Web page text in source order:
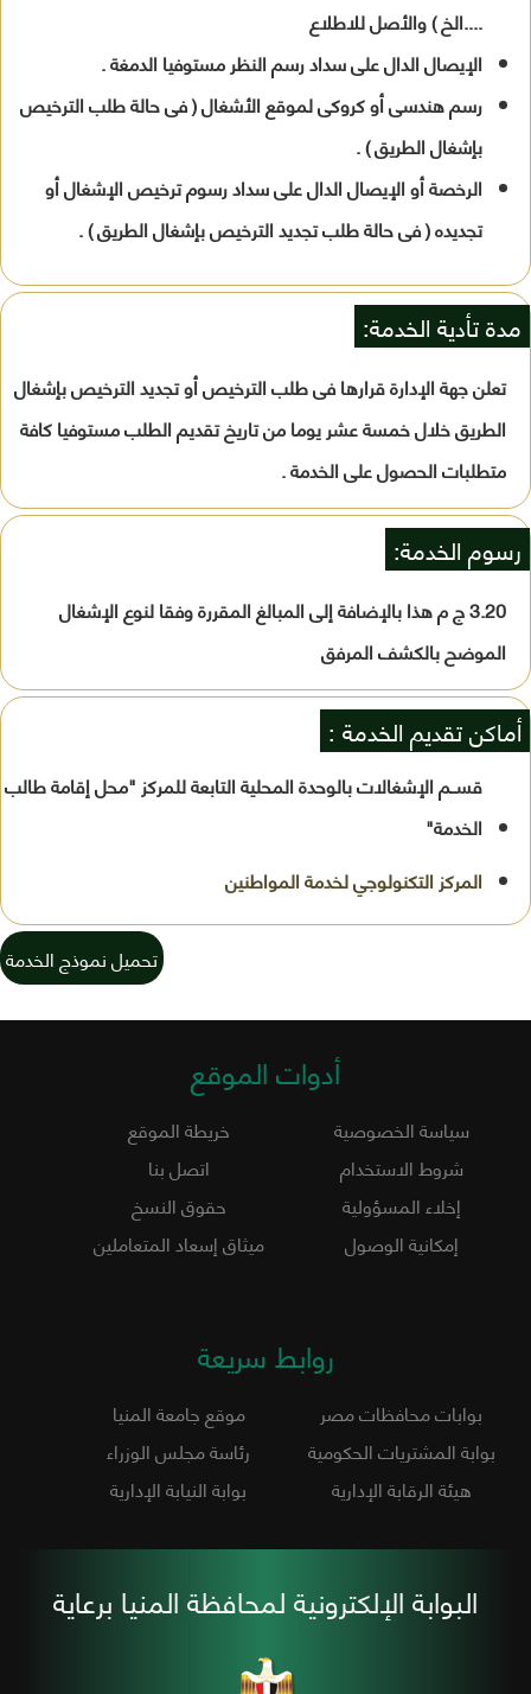
....الخ ) والأصل للاطلاع
الإيصال الدال على سداد رسم النظر مستوفيا الدمغة .
رسم هندسى أو كروكى لموقع الأشغال ( فى حالة طلب الترخيص
بإشغال الطريق ) .
الرخصة أو الإيصال الدال على سداد رسوم ترخيص الإشغال أو
تجديده ( فى حالة طلب تجديد الترخيص بإشغال الطريق ) .
مدة تأدية الخدمة:
تعلن جهة الإدارة قرارها فى طلب الترخيص أو تجديد الترخيص بإشغال
الطريق خلال خمسة عشر يوما من تاريخ تقديم الطلب مستوفيا كافة
متطلبات الحصول على الخدمة .
رسوم الخدمة:
3.20 ج م هذا بالإضافة إلى المبالغ المقررة وفقا لنوع الإشغال
الموضح بالكشف المرفق
أماكن تقديم الخدمة :
قســم الإشغالات بالوحدة المحلية التابعة للمركز "محل إقامة طالب
الخدمة"
تحميل نموذج الخدمة
أدوات الموقع
سياسة الخصوصية
خريطة الموقع
شروط الاستخدام
اتصل بنا
إخلاء المسؤولية
حقوق النسخ
إمكانية الوصول
ميثاق إسعاد المتعاملين
روابط سريعة
بوابات محافظات مصر
موقع جامعة المنيا
بوابة المشتريات الحكومية
رئاسة مجلس الوزراء
هيئة الرقابة الإدارية
بوابة النيابة الإدارية
البوابة الإلكترونية لمحافظة المنيا برعاية